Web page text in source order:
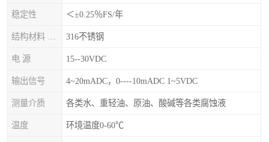
稳定性 ＜±0.25％FS/年
316不锈钢
电 源 15--30VDC
输出信号 4~20mADC，0----10mADC 1~5VDC
测量介质 各类水、重轻油、原油、酸碱等各类腐蚀液
温度 环境温度0-60℃